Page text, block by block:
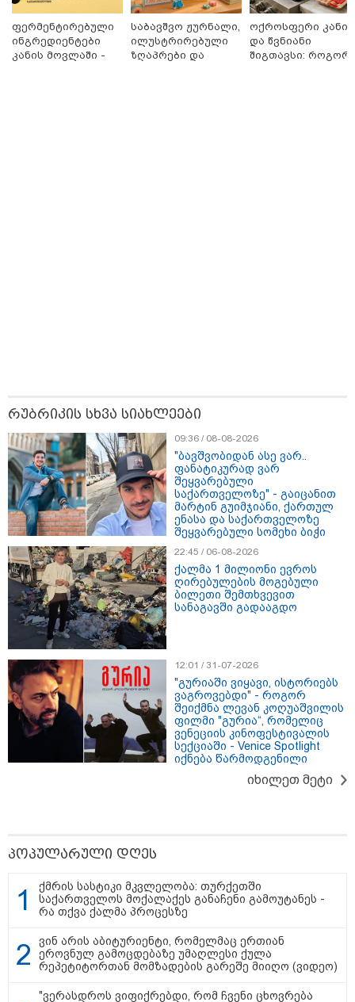
"ამ მასწავლებლებს ბოდიში და
რას ვებლატავებით, თითქოს
იმდენი რესურსი გვქონდეს
დახარჯული მათ
გადამზადებაში ან იმდენ
ხელფასს ვუხდიდეთ, რომ
უსინდისობა იყოს რომ არ
მუშაობენ პროფესიულ
განვითარებაზე" - რას წერს ნიკა
გვარამია?
17:24 / 10-08-2026
"საქმის მასალებში წერია, რომ
ალექსანდრე გაბაშვილი ნია
იმნაძეს პირობას აძლევს,
ვციტირებ: "მოგიგვარებ საქმეს
მასწავლებლებთან" - ეკა
კუპატაძე
16:56 / 10-08-2026
Volvo 365 - ერთი წელი
ავტომობილის ფლობასთან
დაკავშირებული ძირითადი
ხარჯების გარეშე
კატეგორიის ყველა სიახლე
ფერმენტირებული
ინგრედიენტები
კანის მოვლაში -
საბავშვო ჟურნალი,
ილუსტრირებული
ზღაპრები და
ოქროსფერი კანი
და წვნიანი
შიგთავსი: როგორ
რუბრიკის სხვა სიახლეები
09:36 / 08-08-2026
"ბავშვობიდან ასე ვარ..
ფანატიკურად ვარ
შეყვარებული
საქართველოზე" - გაიცანით
მარტინ გუიმჯიანი, ქართულ
ენასა და საქართველოზე
შეყვარებული სომეხი ბიჭი
22:45 / 06-08-2026
ქალმა 1 მილიონი ევროს
ღირებულების მოგებული
ბილეთი შემთხვევით
სანაგავში გადააგდო
12:01 / 31-07-2026
"გურიაში ვიყავი, ისტორიებს
ვაგროვებდი" - როგორ
შეიქმნა ლევან კოღუაშვილის
ფილმი "გურია“, რომელიც
ვენეციის კინოფესტივალის
სექციაში - Venice Spotlight
იქნება წარმოდგენილი
იხილეთ მეტი
პოპულარული დღეს
ქმრის სასტიკი მკვლელობა: თურქეთში
საქართველოს მოქალაქეს განაჩენი გამოუტანეს -
რა თქვა ქალმა პროცესზე
ვინ არის აბიტურიენტი, რომელმაც ერთიან
ეროვნულ გამოცდებაზე უმაღლესი ქულა
რეპეტიტორთან მომზადების გარეშე მიიღო (ვიდეო)
"ვერასდროს ვიფიქრებდი, რომ ჩვენი ცხოვრება